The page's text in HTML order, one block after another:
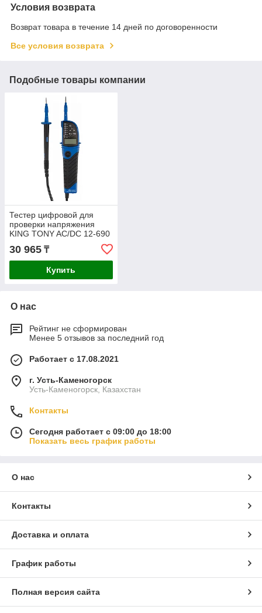
Условия возврата
Возврат товара в течение 14 дней по договоренности
Все условия возврата
Подобные товары компании
Тестер цифровой для
проверки напряжения
KING TONY AC/DC 12-690
30 965 ₸
Купить
О нас
Рейтинг не сформирован
Менее 5 отзывов за последний год
Работает с 17.08.2021
г. Усть-Каменогорск
Усть-Каменогорск, Казахстан
Контакты
Сегодня работает с 09:00 до 18:00
Показать весь график работы
О нас
Контакты
Доставка и оплата
График работы
Полная версия сайта